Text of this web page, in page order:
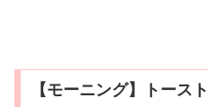
【モーニング】トース